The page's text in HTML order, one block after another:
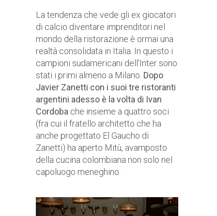
La tendenza che vede gli ex giocatori
di calcio diventare imprenditori nel
mondo della ristorazione è ormai una
realtà consolidata in Italia. In questo i
campioni sudamericani dell’Inter sono
stati i primi almeno a Milano. Dopo
Javier Zanetti con i suoi tre ristoranti
argentini adesso è la volta di Ivan
Cordoba che insieme a quattro soci
(fra cui il fratello architetto che ha
anche progettato El Gaucho di
Zanetti) ha aperto Mitù, avamposto
della cucina colombiana non solo nel
capoluogo meneghino.